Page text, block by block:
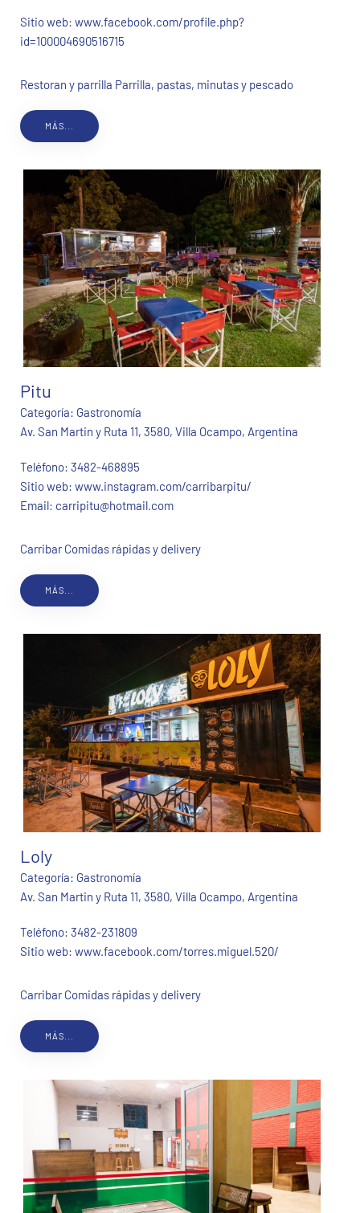
Sitio web: www.facebook.com/profile.php?
id=100004690516715
Restoran y parrilla Parrilla, pastas, minutas y pescado
MÁS...
Pitu
Categoría: Gastronomía
Av. San Martin y Ruta 11, 3580, Villa Ocampo, Argentina
Teléfono: 3482-468895
Sitio web: www.instagram.com/carribarpitu/
Email: carripitu@hotmail.com
Carribar Comidas rápidas y delivery
MÁS...
Loly
Categoría: Gastronomía
Av. San Martin y Ruta 11, 3580, Villa Ocampo, Argentina
Teléfono: 3482-231809
Sitio web: www.facebook.com/torres.miguel.520/
Carribar Comidas rápidas y delivery
MÁS...